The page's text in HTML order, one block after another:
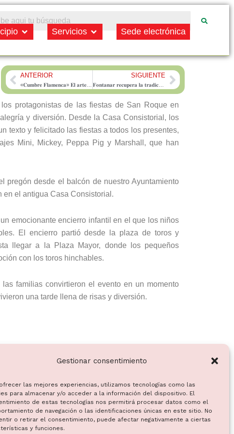
Gestionar consentimiento
las mejores experiencias, utilizamos tecnologías como las
para almacenar y/o acceder a la información del dispositivo. El
de estas tecnologías nos permitirá procesar datos como el
de navegación o las identificaciones únicas en este sitio. No
o retirar el consentimiento, puede afectar negativamente a ciertas
y funciones.
Open Municipio
Servicios Open ServiciosSede electrónica
PrevANTERIOR
«𝐂𝐮𝐦𝐛𝐫𝐞 𝐅𝐥𝐚𝐦𝐞𝐧𝐜𝐚» 𝐄𝐥 𝐚𝐫𝐭𝐞 𝐞𝐧 𝐥𝐚 𝐏𝐥𝐚𝐳𝐚 𝐌𝐚𝐲𝐨𝐫 𝐝𝐞 𝐅𝐨𝐧𝐭𝐚𝐧𝐚𝐫
SIGUIENTENext
protagonistas de las fiestas de San Roque en
y diversión. Desde la Casa Consistorial, los
texto y felicitado las fiestas a todos los presentes,
Mini, Mickey, Peppa Pig y Marshall, que han
pregón desde el balcón de nuestro Ayuntamiento
en el antigua Casa Consistorial.
emocionante encierro infantil en el que los niños
El encierro partió desde la plaza de toros y
llegar a la Plaza Mayor, donde los pequeños
con los toros hinchables.
familias convirtieron el evento en un momento
una tarde llena de risas y diversión.